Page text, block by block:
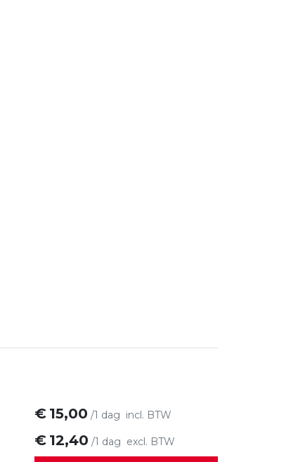
€ 15,00 /1 dag incl. BTW
€ 12,40 /1 dag excl. BTW